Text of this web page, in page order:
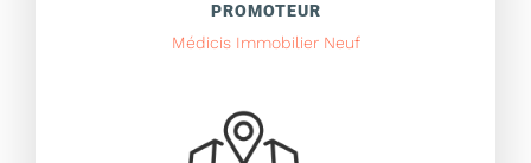
PROMOTEUR
Médicis Immobilier Neuf